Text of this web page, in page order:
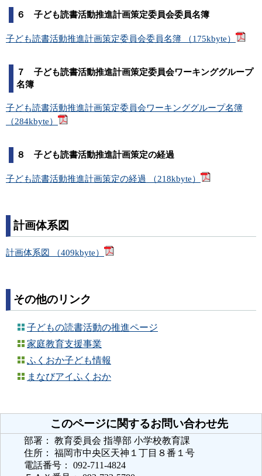
６ 子ども読書活動推進計画策定委員会委員名簿
子ども読書活動推進計画策定委員会委員名簿 （175kbyte）
７ 子ども読書活動推進計画策定委員会ワーキンググループ
名簿
子ども読書活動推進計画策定委員会ワーキンググループ名簿
（284kbyte）
８ 子ども読書活動推進計画策定の経過
子ども読書活動推進計画策定の経過 （218kbyte）
計画体系図
計画体系図 （409kbyte）
その他のリンク
子どもの読書活動の推進ページ
家庭教育支援事業
ふくおか子ども情報
まなびアイふくおか
このページに関するお問い合わせ先
部署： 教育委員会 指導部 小学校教育課
住所： 福岡市中央区天神１丁目８番１号
電話番号： 092-711-4824